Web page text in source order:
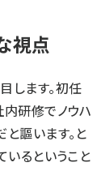
視点
します。初任
研修でノウハ
謳います。と
いるということ